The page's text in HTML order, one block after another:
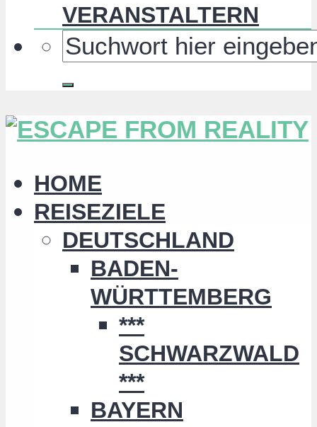
VERANSTALTERN
HOME
REISEZIELE
DEUTSCHLAND
BADEN-
WÜRTTEMBERG
***
SCHWARZWALD
***
BAYERN